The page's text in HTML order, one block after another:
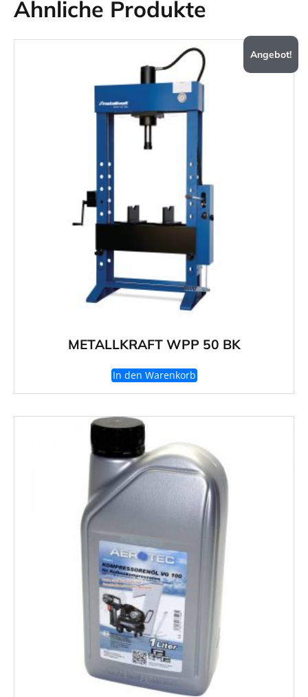
Ähnliche Produkte
Angebot!
METALLKRAFT WPP 50 BK
In den Warenkorb